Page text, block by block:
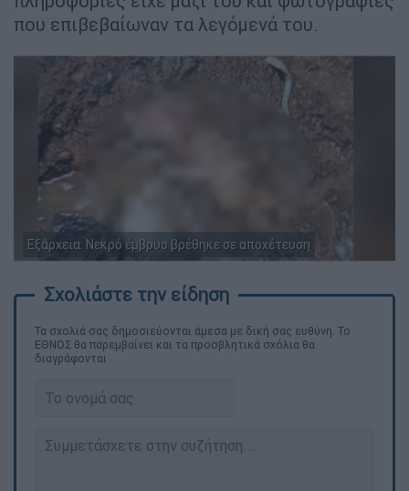
που επιβεβαίωναν τα λεγόμενά του.
Εξάρχεια: Νεκρό έμβρυο βρέθηκε σε αποχέτευση
Τα σχολιά σας δημοσιεύονται άμεσα με δική σας ευθύνη. Το
ΕΘΝΟΣ θα παρεμβαίνει και τα προσβλητικά σχόλια θα
διαγράφονται